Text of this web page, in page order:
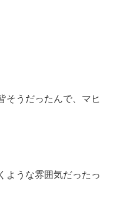
そうだったんで、マヒ
ような雰囲気だったっ